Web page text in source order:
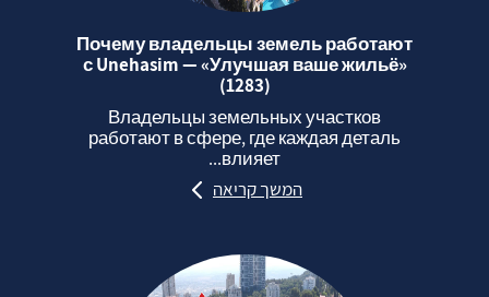
Почему владельцы земель работают
с Unehasim — «Улучшая ваше жильё»
(1283)
Владельцы земельных участков
работают в сфере, где каждая деталь
влияет...
המשך קריאה